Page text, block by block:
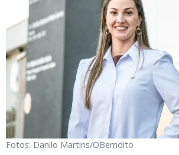
Fotos: Danilo Martins/OBemdito